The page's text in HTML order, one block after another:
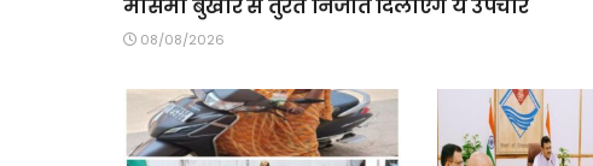
मौसमी बुखार से तुरंत निजात दिलाएंगे ये उपचार
08/08/2026